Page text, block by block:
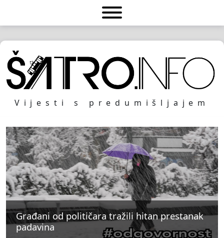
Vijesti s predumišljajem
Građani od političara tražili hitan prestanak
padavina
Građani od političara tražili hitan prestanak
padavina
Građani od političara tražili hitan prestanak
padavina